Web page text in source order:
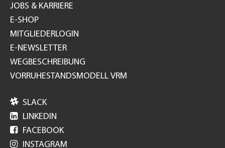
JOBS & KARRIERE
E-SHOP
MITGLIEDERLOGIN
E-NEWSLETTER
WEGBESCHREIBUNG
VORRUHESTANDSMODELL VRM
 SLACK
 LINKEDIN
 FACEBOOK
 INSTAGRAM